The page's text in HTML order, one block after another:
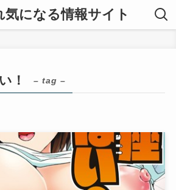
気になる情報サイト
！ – tag –